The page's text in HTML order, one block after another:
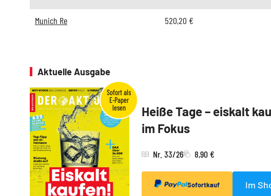
Munich Re 520,20 €
Aktuelle Ausgabe
Heiße Tage – eiskalt
im Fokus
Nr. 33/26 8,90 €
Sofortkauf Im